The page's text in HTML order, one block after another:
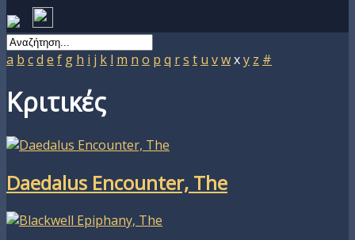
a b cd e f g h i j k l m n o p q rs t u vwxy z #
Κριτικές
Daedalus Encounter, The